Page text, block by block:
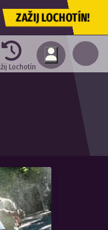
ZAŽIJ LOCHOTÍN!
Lochotín